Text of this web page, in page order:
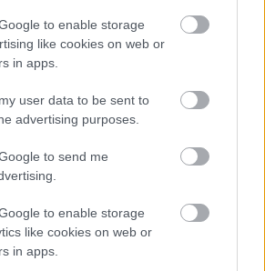
to enable storage
like cookies on web or
in apps.
user data to be sent to
advertising purposes.
to send me
to enable storage
like cookies on web or
in apps.
tan sólo tienes que
también está disponible en la
enGoogle Play Store
usas la app, deberás loguearte en la
iOS o «registrarse con cuenta
líderes estadísticos tras tres